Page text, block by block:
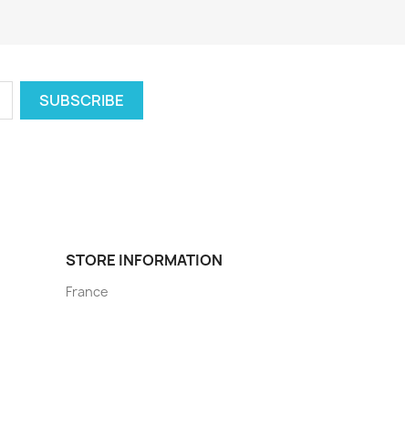
STORE INFORMATION
France